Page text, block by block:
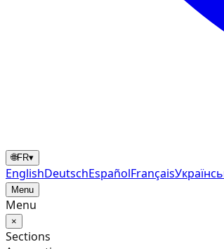
🌐FR▾
EnglishDeutschEspañolFrançais
Menu
Menu
×
Sections